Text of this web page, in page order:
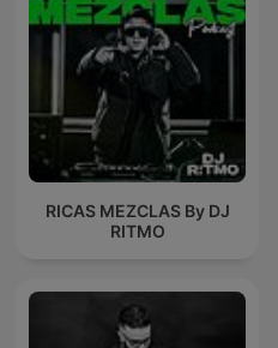
RICAS MEZCLAS By DJ
RITMO